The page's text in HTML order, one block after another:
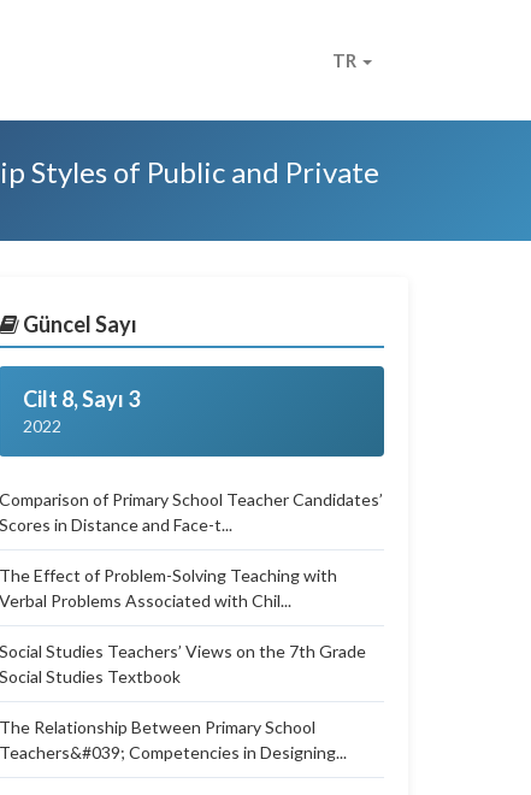
TR
Styles of Public and Private
Güncel Sayı
Cilt 8, Sayı 3
2022
Comparison of Primary School Teacher Candidates’
Scores in Distance and Face-t...
The Effect of Problem-Solving Teaching with
Verbal Problems Associated with Chil...
Social Studies Teachers’ Views on the 7th Grade
Social Studies Textbook
The Relationship Between Primary School
Teachers&#039; Competencies in Designing...